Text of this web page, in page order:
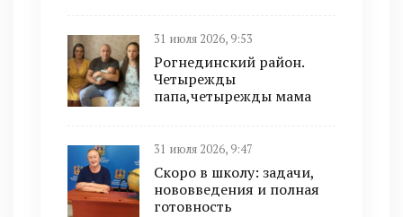
31 июля 2026, 9:53
Рогнединский район.
Четырежды
папа,четырежды мама
31 июля 2026, 9:47
Скоро в школу: задачи,
нововведения и полная
готовность